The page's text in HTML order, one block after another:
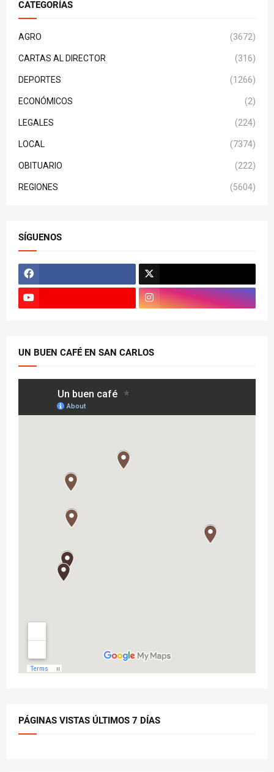
CATEGORÍAS
AGRO (3672)
CARTAS AL DIRECTOR (316)
DEPORTES (1266)
ECONÓMICOS (2)
LEGALES (224)
LOCAL (7374)
OBITUARIO (222)
REGIONES (5604)
SÍGUENOS
UN BUEN CAFÉ EN SAN CARLOS
PÁGINAS VISTAS ÚLTIMOS 7 DÍAS